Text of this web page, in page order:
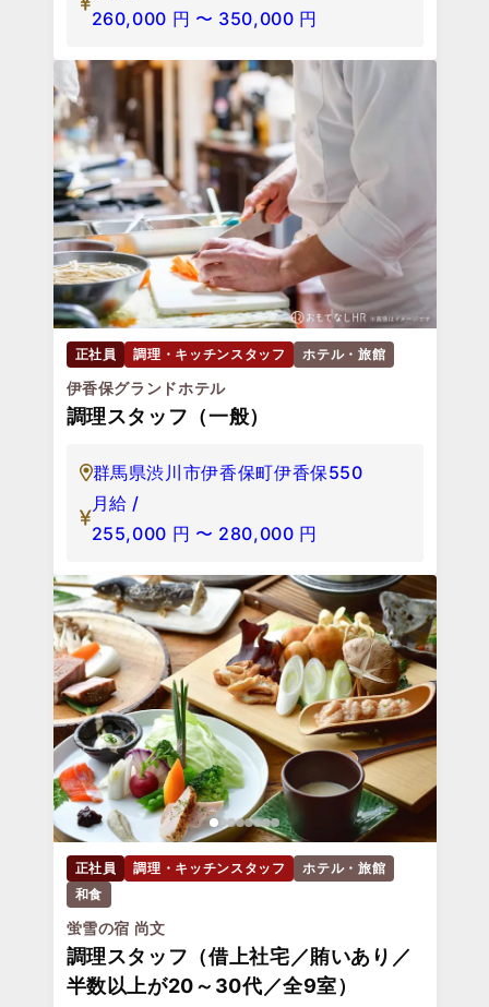
260,000 円 〜 350,000 円
正社員 調理・キッチンスタッフ ホテル・旅館
伊香保グランドホテル
調理スタッフ（一般）
群馬県渋川市伊香保町伊香保550
月給 /
255,000 円 〜 280,000 円
正社員 調理・キッチンスタッフ
ホテル・旅館
和食
蛍雪の宿 尚文
調理スタッフ（借上社宅／賄いあり／
半数以上が20～30代／全9室）